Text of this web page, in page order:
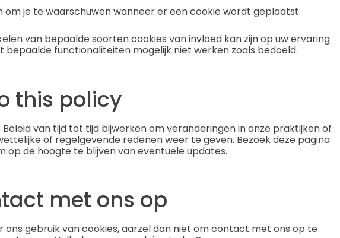
om je te waarschuwen wanneer er een cookie wordt geplaatst.
van bepaalde soorten cookies van invloed kan zijn op uw ervaring
bepaalde functionaliteiten mogelijk niet werken zoals bedoeld.
this policy
Beleid van tijd tot tijd bijwerken om veranderingen in onze praktijken of
of regelgevende redenen weer te geven. Bezoek deze pagina
op de hoogte te blijven van eventuele updates.
met ons op
ons gebruik van cookies, aarzel dan niet om contact met ons op te